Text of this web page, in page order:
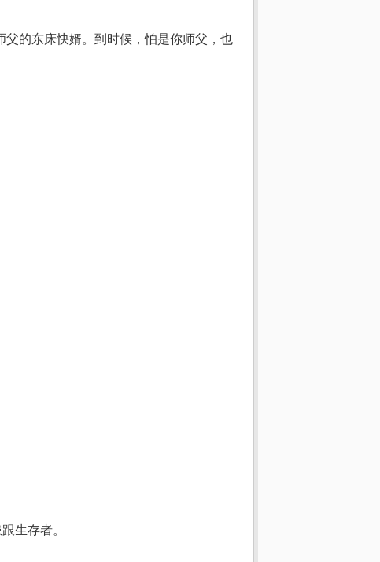
的东床快婿。到时候，怕是你师父，也
生存者。